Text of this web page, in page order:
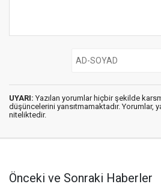
UYARI: Yazılan yorumlar hiçbir şekilde
düşüncelerini yansıtmamaktadır. Yorumlar,
niteliktedir.
Önceki ve Sonraki Haberler